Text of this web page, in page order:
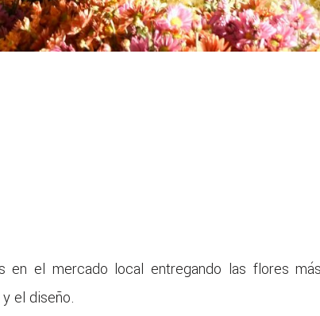
en el mercado local entregando las flores
el diseño.